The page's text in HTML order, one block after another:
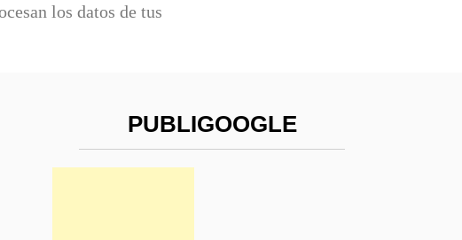
los datos de tus
PUBLIGOOGLE